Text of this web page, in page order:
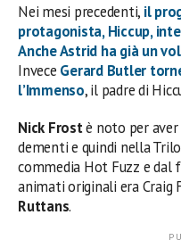
Nei mesi precedenti, il
protagonista,Hiccup,
AncheAstrid ha già un
Invece Gerard Butler
l’Immenso, il padre di
Nick Frostè noto per aver
dementi e quindi nella
commedia Hot Fuzz e
animati originali era Craig
Ruttans.